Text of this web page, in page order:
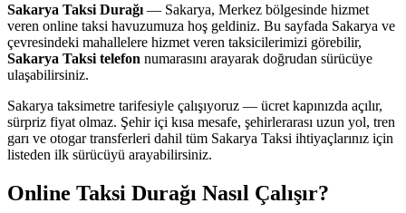
Sakarya Taksi Durağı — Sakarya, Merkez bölgesinde hizmet
veren online taksi havuzumuza hoş geldiniz. Bu sayfada Sakarya ve
çevresindeki mahallelere hizmet veren taksicilerimizi görebilir,
Sakarya Taksi telefon numarasını arayarak doğrudan sürücüye
ulaşabilirsiniz.
Sakarya taksimetre tarifesiyle çalışıyoruz — ücret kapınızda açılır,
sürpriz fiyat olmaz. Şehir içi kısa mesafe, şehirlerarası uzun yol, tren
garı ve otogar transferleri dahil tüm Sakarya Taksi ihtiyaçlarınız için
listeden ilk sürücüyü arayabilirsiniz.
Online Taksi Durağı Nasıl Çalışır?